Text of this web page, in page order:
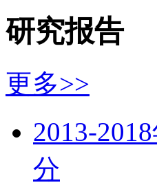
研究报告
更多>>
2013-
分